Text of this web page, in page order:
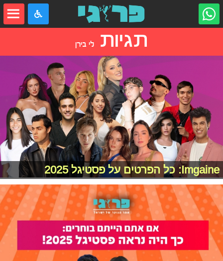
תגיות לי בירן
Imgaine: כל הפרטים על פסטיגל 2025